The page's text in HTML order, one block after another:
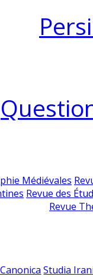
Médiévales
Revue des
Revue
Studia